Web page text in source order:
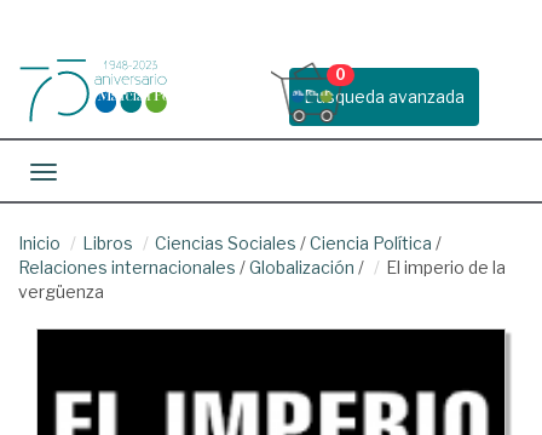
Busqueda avanzada
0
Toggle navigation
Inicio Libros Ciencias Sociales /Ciencia Política /
Relaciones internacionales /Globalización /
El imperio de la
vergüenza